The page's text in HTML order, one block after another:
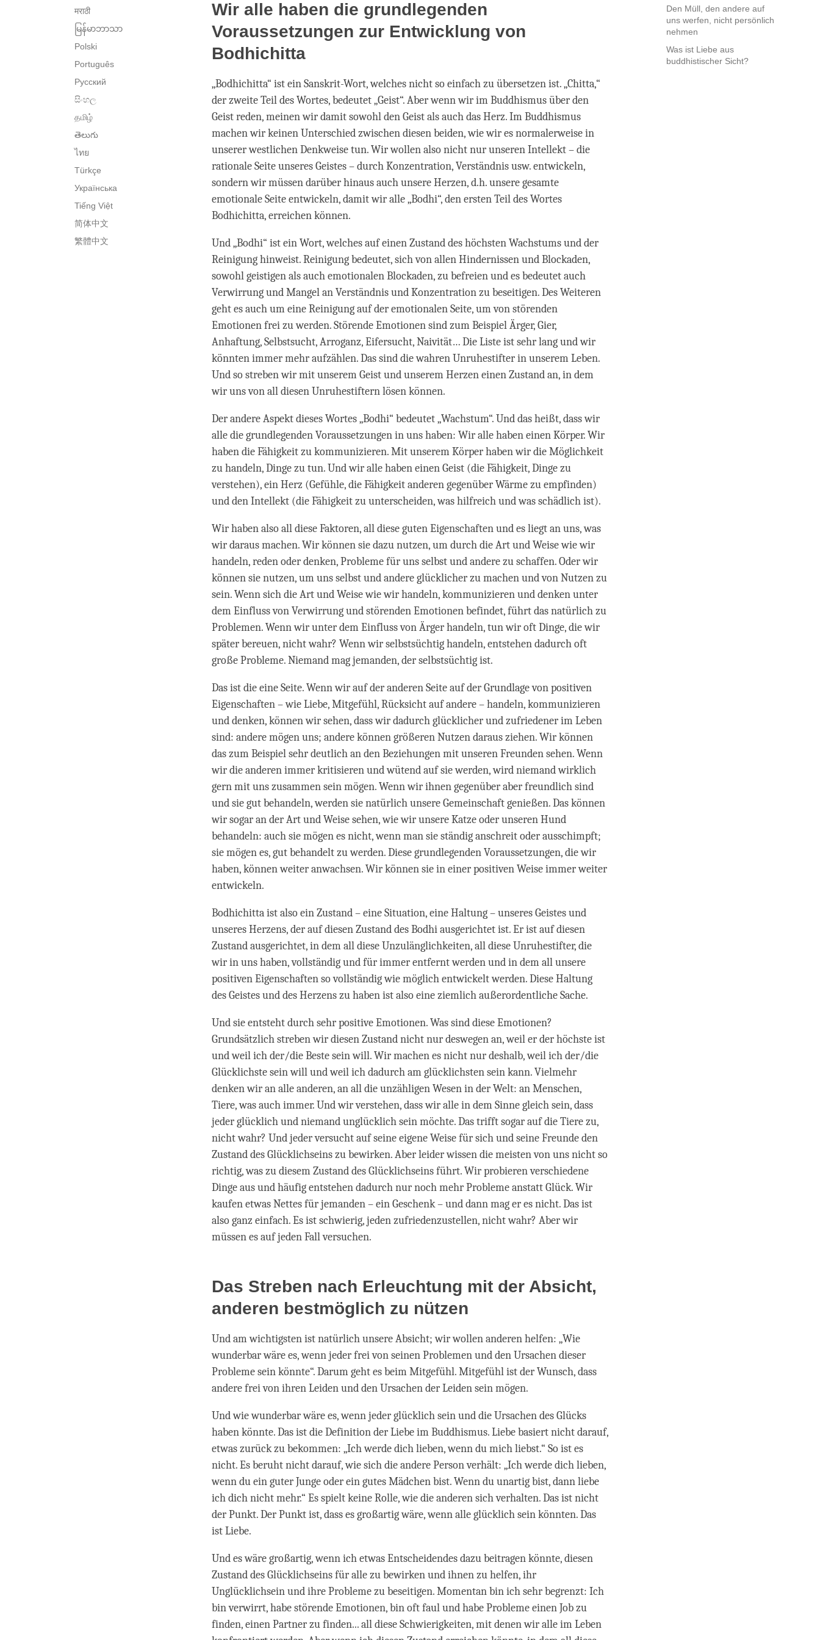
Den Müll, den andere auf
uns werfen, nicht persönlich
nehmen
Was ist Liebe aus
buddhistischer Sicht?
मराठी
မြန်မာဘာသာ
Polski
Português
Русский
සිංහල
தமிழ்
తెలుగు
ไทย
Türkçe
Українська
Tiếng Việt
简体中文
繁體中文
Wir alle haben die grundlegenden
Voraussetzungen zur Entwicklung von
Bodhichitta
„Bodhichitta“ ist ein Sanskrit-Wort, welches nicht so einfach zu übersetzen ist. „Chitta,“
der zweite Teil des Wortes, bedeutet „Geist“. Aber wenn wir im Buddhismus über den
Geist reden, meinen wir damit sowohl den Geist als auch das Herz. Im Buddhismus
machen wir keinen Unterschied zwischen diesen beiden, wie wir es normalerweise in
unserer westlichen Denkweise tun. Wir wollen also nicht nur unseren Intellekt – die
rationale Seite unseres Geistes – durch Konzentration, Verständnis usw. entwickeln,
sondern wir müssen darüber hinaus auch unsere Herzen, d.h. unsere gesamte
emotionale Seite entwickeln, damit wir alle „Bodhi“, den ersten Teil des Wortes
Bodhichitta, erreichen können.
Und „Bodhi“ ist ein Wort, welches auf einen Zustand des höchsten Wachstums und der
Reinigung hinweist. Reinigung bedeutet, sich von allen Hindernissen und Blockaden,
sowohl geistigen als auch emotionalen Blockaden, zu befreien und es bedeutet auch
Verwirrung und Mangel an Verständnis und Konzentration zu beseitigen. Des Weiteren
geht es auch um eine Reinigung auf der emotionalen Seite, um von störenden
Emotionen frei zu werden. Störende Emotionen sind zum Beispiel Ärger, Gier,
Anhaftung, Selbstsucht, Arroganz, Eifersucht, Naivität… Die Liste ist sehr lang und wir
könnten immer mehr aufzählen. Das sind die wahren Unruhestifter in unserem Leben.
Und so streben wir mit unserem Geist und unserem Herzen einen Zustand an, in dem
wir uns von all diesen Unruhestiftern lösen können.
Der andere Aspekt dieses Wortes „Bodhi“ bedeutet „Wachstum“. Und das heißt, dass wir
alle die grundlegenden Voraussetzungen in uns haben: Wir alle haben einen Körper. Wir
haben die Fähigkeit zu kommunizieren. Mit unserem Körper haben wir die Möglichkeit
zu handeln, Dinge zu tun. Und wir alle haben einen Geist (die Fähigkeit, Dinge zu
verstehen), ein Herz (Gefühle, die Fähigkeit anderen gegenüber Wärme zu empfinden)
und den Intellekt (die Fähigkeit zu unterscheiden, was hilfreich und was schädlich ist).
Wir haben also all diese Faktoren, all diese guten Eigenschaften und es liegt an uns, was
wir daraus machen. Wir können sie dazu nutzen, um durch die Art und Weise wie wir
handeln, reden oder denken, Probleme für uns selbst und andere zu schaffen. Oder wir
können sie nutzen, um uns selbst und andere glücklicher zu machen und von Nutzen zu
sein. Wenn sich die Art und Weise wie wir handeln, kommunizieren und denken unter
dem Einfluss von Verwirrung und störenden Emotionen befindet, führt das natürlich zu
Problemen. Wenn wir unter dem Einfluss von Ärger handeln, tun wir oft Dinge, die wir
später bereuen, nicht wahr? Wenn wir selbstsüchtig handeln, entstehen dadurch oft
große Probleme. Niemand mag jemanden, der selbstsüchtig ist.
Das ist die eine Seite. Wenn wir auf der anderen Seite auf der Grundlage von positiven
Eigenschaften – wie Liebe, Mitgefühl, Rücksicht auf andere – handeln, kommunizieren
und denken, können wir sehen, dass wir dadurch glücklicher und zufriedener im Leben
sind: andere mögen uns; andere können größeren Nutzen daraus ziehen. Wir können
das zum Beispiel sehr deutlich an den Beziehungen mit unseren Freunden sehen. Wenn
wir die anderen immer kritisieren und wütend auf sie werden, wird niemand wirklich
gern mit uns zusammen sein mögen. Wenn wir ihnen gegenüber aber freundlich sind
und sie gut behandeln, werden sie natürlich unsere Gemeinschaft genießen. Das können
wir sogar an der Art und Weise sehen, wie wir unsere Katze oder unseren Hund
behandeln: auch sie mögen es nicht, wenn man sie ständig anschreit oder ausschimpft;
sie mögen es, gut behandelt zu werden. Diese grundlegenden Voraussetzungen, die wir
haben, können weiter anwachsen. Wir können sie in einer positiven Weise immer weiter
entwickeln.
Bodhichitta ist also ein Zustand – eine Situation, eine Haltung – unseres Geistes und
unseres Herzens, der auf diesen Zustand des Bodhi ausgerichtet ist. Er ist auf diesen
Zustand ausgerichtet, in dem all diese Unzulänglichkeiten, all diese Unruhestifter, die
wir in uns haben, vollständig und für immer entfernt werden und in dem all unsere
positiven Eigenschaften so vollständig wie möglich entwickelt werden. Diese Haltung
des Geistes und des Herzens zu haben ist also eine ziemlich außerordentliche Sache.
Und sie entsteht durch sehr positive Emotionen. Was sind diese Emotionen?
Grundsätzlich streben wir diesen Zustand nicht nur deswegen an, weil er der höchste ist
und weil ich der/die Beste sein will. Wir machen es nicht nur deshalb, weil ich der/die
Glücklichste sein will und weil ich dadurch am glücklichsten sein kann. Vielmehr
denken wir an alle anderen, an all die unzähligen Wesen in der Welt: an Menschen,
Tiere, was auch immer. Und wir verstehen, dass wir alle in dem Sinne gleich sein, dass
jeder glücklich und niemand unglücklich sein möchte. Das trifft sogar auf die Tiere zu,
nicht wahr? Und jeder versucht auf seine eigene Weise für sich und seine Freunde den
Zustand des Glücklichseins zu bewirken. Aber leider wissen die meisten von uns nicht so
richtig, was zu diesem Zustand des Glücklichseins führt. Wir probieren verschiedene
Dinge aus und häufig entstehen dadurch nur noch mehr Probleme anstatt Glück. Wir
kaufen etwas Nettes für jemanden – ein Geschenk – und dann mag er es nicht. Das ist
also ganz einfach. Es ist schwierig, jeden zufriedenzustellen, nicht wahr? Aber wir
müssen es auf jeden Fall versuchen.
Das Streben nach Erleuchtung mit der Absicht,
anderen bestmöglich zu nützen
Und am wichtigsten ist natürlich unsere Absicht; wir wollen anderen helfen: „Wie
wunderbar wäre es, wenn jeder frei von seinen Problemen und den Ursachen dieser
Probleme sein könnte“. Darum geht es beim Mitgefühl. Mitgefühl ist der Wunsch, dass
andere frei von ihren Leiden und den Ursachen der Leiden sein mögen.
Und wie wunderbar wäre es, wenn jeder glücklich sein und die Ursachen des Glücks
haben könnte. Das ist die Definition der Liebe im Buddhismus. Liebe basiert nicht darauf,
etwas zurück zu bekommen: „Ich werde dich lieben, wenn du mich liebst.“ So ist es
nicht. Es beruht nicht darauf, wie sich die andere Person verhält: „Ich werde dich lieben,
wenn du ein guter Junge oder ein gutes Mädchen bist. Wenn du unartig bist, dann liebe
ich dich nicht mehr.“ Es spielt keine Rolle, wie die anderen sich verhalten. Das ist nicht
der Punkt. Der Punkt ist, dass es großartig wäre, wenn alle glücklich sein könnten. Das
ist Liebe.
Und es wäre großartig, wenn ich etwas Entscheidendes dazu beitragen könnte, diesen
Zustand des Glücklichseins für alle zu bewirken und ihnen zu helfen, ihr
Unglücklichsein und ihre Probleme zu beseitigen. Momentan bin ich sehr begrenzt: Ich
bin verwirrt, habe störende Emotionen, bin oft faul und habe Probleme einen Job zu
finden, einen Partner zu finden... all diese Schwierigkeiten, mit denen wir alle im Leben